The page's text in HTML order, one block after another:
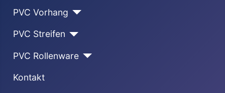
PVC Vorhang
PVC Streifen
PVC Rollenware
Kontakt